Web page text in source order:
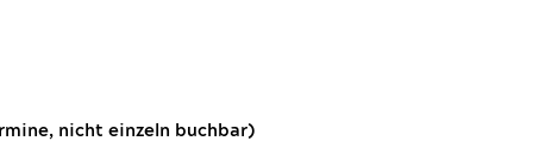
nicht einzeln buchbar)